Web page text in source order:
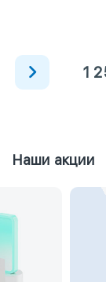
1
Наши акции